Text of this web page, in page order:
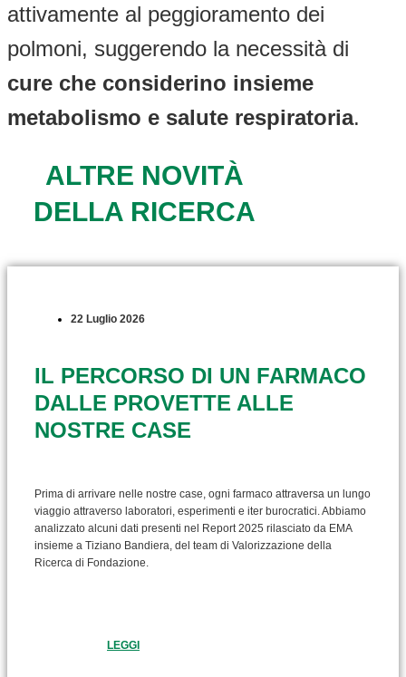
attivamente al peggioramento dei
polmoni, suggerendo la necessità di
cure che considerino insieme
metabolismo e salute respiratoria.
ALTRE NOVITÀ
DELLA RICERCA
22 Luglio 2026
IL PERCORSO DI UN FARMACO
DALLE PROVETTE ALLE
NOSTRE CASE
Prima di arrivare nelle nostre case, ogni farmaco attraversa un lungo
viaggio attraverso laboratori, esperimenti e iter burocratici. Abbiamo
analizzato alcuni dati presenti nel Report 2025 rilasciato da EMA
insieme a Tiziano Bandiera, del team di Valorizzazione della
Ricerca di Fondazione.
LEGGI